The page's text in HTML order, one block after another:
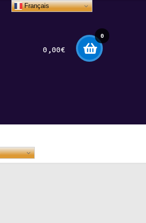
0,00€
0
arti
Français